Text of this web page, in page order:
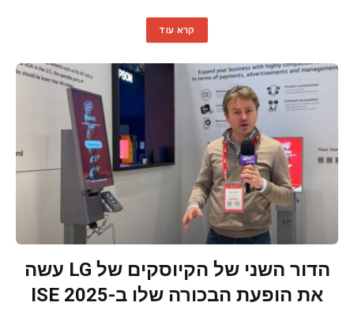
קרא עוד
הדור השני של הקיוסקים של LG עשה
את הופעת הבכורה שלו ב-ISE 2025